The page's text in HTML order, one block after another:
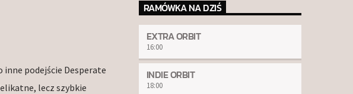
inne podejście Desperate
lecz szybkie
RAMÓWKA NA DZIŚ
EXTRA ORBIT
16:00
INDIE ORBIT
18:00